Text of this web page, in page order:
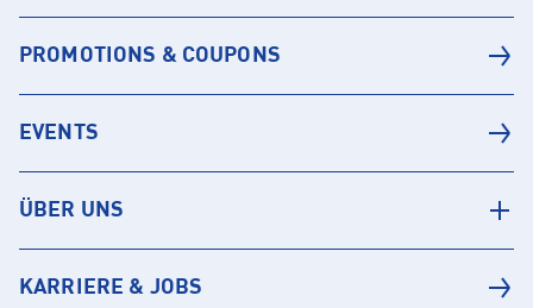
PROMOTIONS & COUPONS
EVENTS
ÜBER UNS
KARRIERE & JOBS